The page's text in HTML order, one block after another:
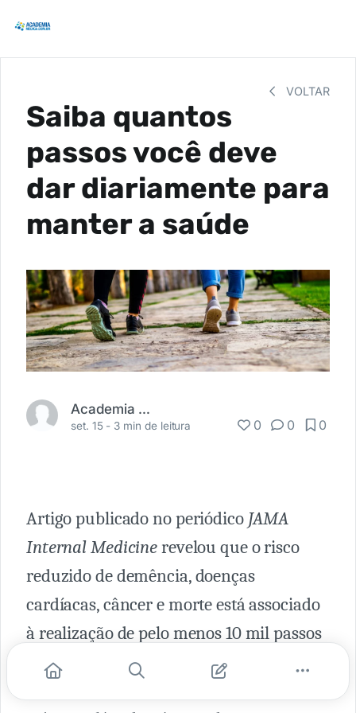
VOLTAR
Saiba quantos
passos você deve
dar diariamente para
manter a saúde
Academia Médica
set. 15 - 3 min de leitura 0 0 0
Artigo publicado no periódico JAMA
Internal Medicinerevelou que o risco
reduzido de demência, doenças
cardíacas, câncer e morte está associado
à realização de pelo menos 10 mil passos
por dia. Além disso, caminhar em um